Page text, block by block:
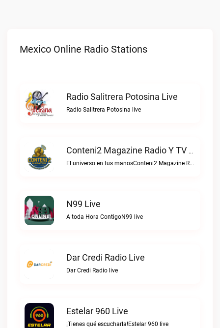
Mexico Online Radio Stations
Radio Salitrera Potosina Live
Radio Salitrera Potosina live
Conteni2 Magazine Radio Y TV Digital Live
El universo en tus manosConteni2 Magazine Radio y TV Digital live
N99 Live
A toda Hora ContigoN99 live
Dar Credi Radio Live
Dar Credi Radio live
Estelar 960 Live
¡Tienes qué escucharla!Estelar 960 live